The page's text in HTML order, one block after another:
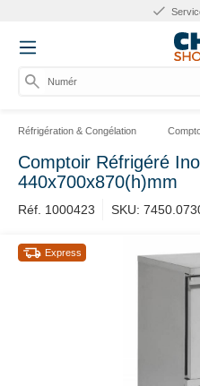
Service
Numéro
Réfrigération & Congélation
Comptoir Réfrigéré
440x700x870(h)mm
Réf. 1000423 SKU:
Express